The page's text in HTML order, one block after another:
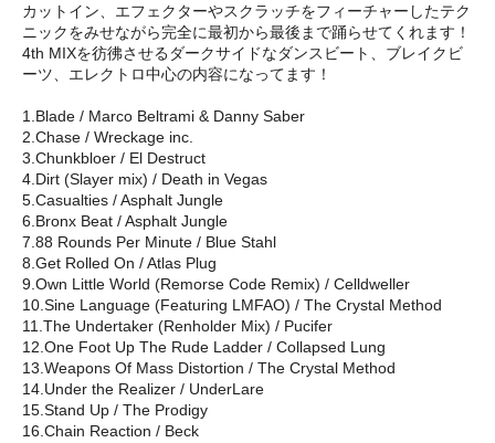
カットイン、エフェクターやスクラッチをフィーチャーしたテク
ニックをみせながら完全に最初から最後まで踊らせてくれます！
4th MIXを彷彿させるダークサイドなダンスビート、ブレイクビ
ーツ、エレクトロ中心の内容になってます！
1.Blade / Marco Beltrami & Danny Saber
2.Chase / Wreckage inc.
3.Chunkbloer / El Destruct
4.Dirt (Slayer mix) / Death in Vegas
5.Casualties / Asphalt Jungle
6.Bronx Beat / Asphalt Jungle
7.88 Rounds Per Minute / Blue Stahl
8.Get Rolled On / Atlas Plug
9.Own Little World (Remorse Code Remix) / Celldweller
10.Sine Language (Featuring LMFAO) / The Crystal Method
11.The Undertaker (Renholder Mix) / Pucifer
12.One Foot Up The Rude Ladder / Collapsed Lung
13.Weapons Of Mass Distortion / The Crystal Method
14.Under the Realizer / UnderLare
15.Stand Up / The Prodigy
16.Chain Reaction / Beck